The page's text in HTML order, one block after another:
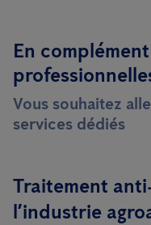
En
Vous souhaitez
services dédiés
Traitement
l’industrie